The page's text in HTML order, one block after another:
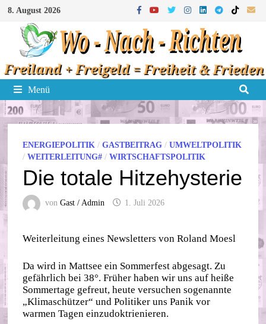
Zum
Inhalt
springen
8. August 2026
Menü
ENERGIEPOLITIK /GASTBEITRAG /UMWELTPOLITIK
/WEITERLEITUNG# /WIRTSCHAFTSPOLITIK
Die totale Hitzehysterie
vonGast / Admin 1. Juli 2026
Weiterleitung eines Newsletters von Roland Moesl
Da wird in Mattsee ein Sommerfest abgesagt. Zu
gefährlich bei 38°. Früher haben wir uns auf heiße
Sommertage gefreut, heute versuchen sogenannte
„Klimaschützer“ und Politiker uns Panik vor
warmen Tagen einzudoktrienieren.